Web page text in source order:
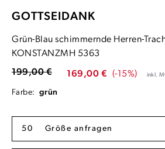
GOTTSEIDANK
Grün-Blau schimmernde Herren-
KONSTANZMH 5363
169,00 € (-15%)
199,00 € inkl.
Farbe: grün
50 Größe anfragen